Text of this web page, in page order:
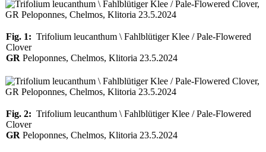
Fig. 1: Trifolium leucanthum \ Fahlblütiger Klee / Pale-Flowered
Clover
GR Peloponnes, Chelmos, Klitoria 23.5.2024
Fig. 2: Trifolium leucanthum \ Fahlblütiger Klee / Pale-Flowered
Clover
GR Peloponnes, Chelmos, Klitoria 23.5.2024